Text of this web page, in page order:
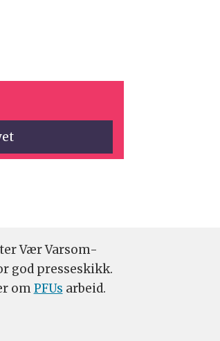
Vær Varsom-
god presseskikk.
omPFUs arbeid.